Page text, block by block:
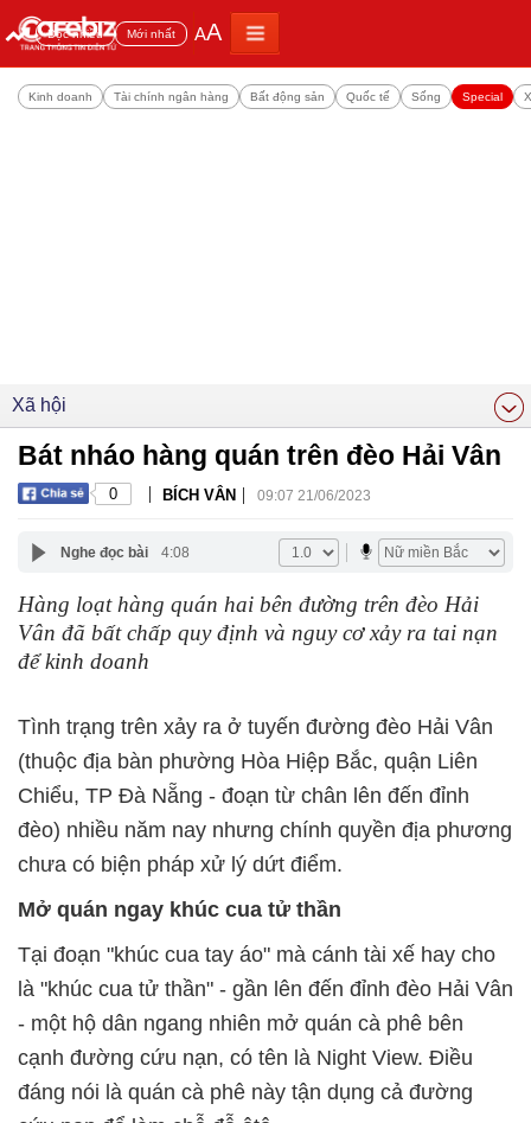
Đọc nhiều Mới nhất AA
Kinh doanh Tài chính ngân hàng Bất động sản Quốc tế Sống Special
Xã hội
Bát nháo hàng quán trên đèo Hải Vân
0 | BÍCH VÂN | 09:07 21/06/2023
Nghe đọc bài 4:08
Hàng loạt hàng quán hai bên đường trên đèo Hải
Vân đã bất chấp quy định và nguy cơ xảy ra tai nạn
để kinh doanh
Tình trạng trên xảy ra ở tuyến đường đèo Hải Vân
(thuộc địa bàn phường Hòa Hiệp Bắc, quận Liên
Chiểu, TP Đà Nẵng - đoạn từ chân lên đến đỉnh
đèo) nhiều năm nay nhưng chính quyền địa phương
chưa có biện pháp xử lý dứt điểm.
Mở quán ngay khúc cua tử thần
Tại đoạn "khúc cua tay áo" mà cánh tài xế hay cho
là "khúc cua tử thần" - gần lên đến đỉnh đèo Hải Vân
- một hộ dân ngang nhiên mở quán cà phê bên
cạnh đường cứu nạn, có tên là Night View. Điều
đáng nói là quán cà phê này tận dụng cả đường